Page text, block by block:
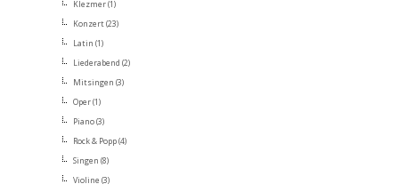
Klezmer(1)
Konzert(23)
Latin (1)
Liederabend (2)
Mitsingen (3)
Oper(1)
Piano(3)
Rock & Popp(4)
Singen (8)
Violine (3)